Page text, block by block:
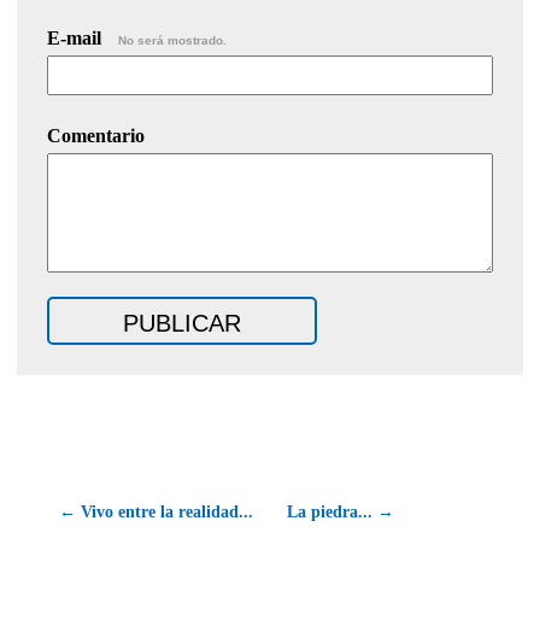
E-mail No será mostrado.
Comentario
← Vivo entre la realidad... La piedra... →